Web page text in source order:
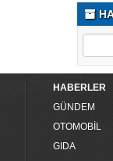
HABERLER
GÜNDEM
OTOMOBİL
GIDA